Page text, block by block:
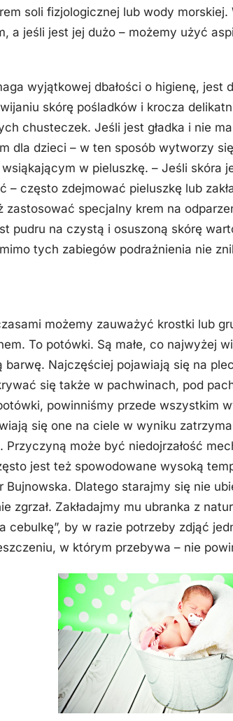
soli fizjologicznej lub wody
a jeśli jest jej dużo – możemy użyć
wyjątkowej dbałości o higienę, jest
skórę pośladków i krocza
chusteczek. Jeśli jest gładka i nie
dla dzieci – w ten sposób wytworzy
wsiąkającym w pieluszkę. – Jeśli skóra
– często zdejmować pieluszkę lub
zastosować specjalny krem na
pudru na czystą i osuszoną skórę
tych zabiegów podrażnienia nie
możemy zauważyć krostki lub
To potówki. Są małe, co najwyżej
barwę. Najczęściej pojawiają się na
się także w pachwinach, pod
powinniśmy przede wszystkim
się one na ciele w wyniku
Przyczyną może być niedojrzałość
jest też spowodowane wysoką
Bujnowska. Dlatego starajmy się nie
zgrzał. Zakładajmy mu ubranka z
cebulkę”, by w razie potrzeby zdjąć
w którym przebywa – nie